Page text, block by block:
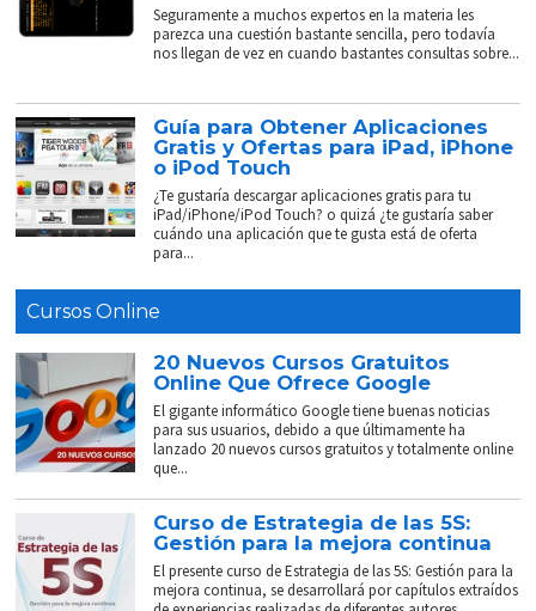
Seguramente a muchos expertos en la materia les
parezca una cuestión bastante sencilla, pero todavía
nos llegan de vez en cuando bastantes consultas sobre...
Guía para Obtener Aplicaciones
Gratis y Ofertas para iPad, iPhone
o iPod Touch
¿Te gustaría descargar aplicaciones gratis para tu
iPad/iPhone/iPod Touch? o quizá ¿te gustaría saber
cuándo una aplicación que te gusta está de oferta
para...
Cursos Online
20 Nuevos Cursos Gratuitos
Online Que Ofrece Google
El gigante informático Google tiene buenas noticias
para sus usuarios, debido a que últimamente ha
lanzado 20 nuevos cursos gratuitos y totalmente online
que...
Curso de Estrategia de las 5S:
Gestión para la mejora continua
El presente curso de Estrategia de las 5S: Gestión para la
mejora continua, se desarrollará por capítulos extraídos